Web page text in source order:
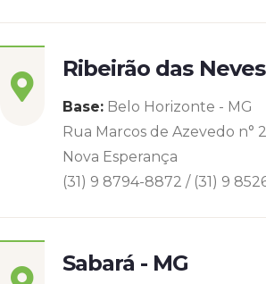
Ribeirão das
Base: Belo Horizonte - MG
Rua Marcos de Azevedo n°
Nova Esperança
(31) 9 8794-8872 / (31) 9
Sabará - MG